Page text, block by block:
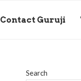
Contact Guruji
Search